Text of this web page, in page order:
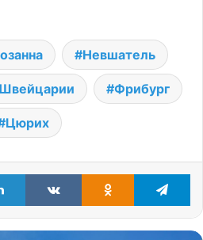
Невшатель
Фрибург
Цюрих
LinkedIn VKontakteOdnoklassniki